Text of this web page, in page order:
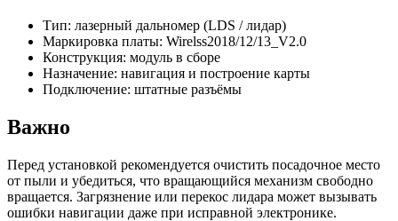
Тип: лазерный дальномер (LDS / лидар)
Маркировка платы: Wirelss2018/12/13_V2.0
Конструкция: модуль в сборе
Назначение: навигация и построение карты
Подключение: штатные разъёмы
Важно
Перед установкой рекомендуется очистить посадочное место
от пыли и убедиться, что вращающийся механизм свободно
вращается. Загрязнение или перекос лидара может вызывать
ошибки навигации даже при исправной электронике.